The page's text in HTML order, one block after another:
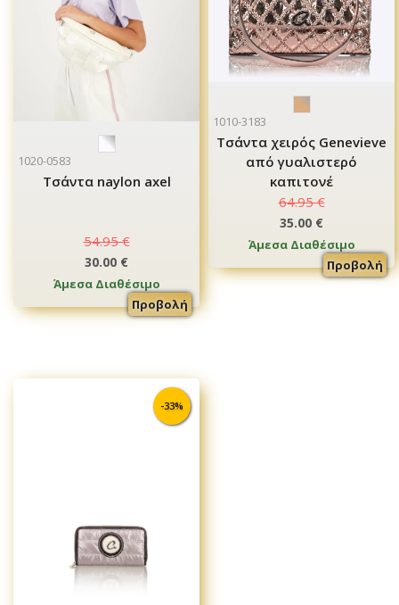
1020-0583
Τσάντα naylon axel
54.95 €
30.00 €
Άμεσα Διαθέσιμο
Προβολή
1010-3183
Tσάντα χειρός Genevieve
από γυαλιστερό
καπιτονέ
64.95 €
35.00 €
Άμεσα Διαθέσιμο
Προβολή
-33%